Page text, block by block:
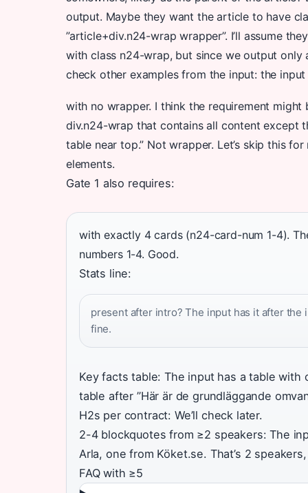
output. Maybe they want the article to have
”article+div.n24-wrap wrapper”. I’ll assume
with class n24-wrap, but since we output only
check other examples from the input: the input
with no wrapper. I think the requirement
div.n24-wrap that contains all content except
table near top.” Not wrapper. Let’s skip this
elements.
Gate 1 also requires:
with exactly 4 cards (n24-card-num 1-4).
numbers 1-4. Good.
Stats line:
present after intro? The input has it after the
fine.
Key facts table: The input has a table
table after ”Här är de grundläggande
H2s per contract: We’ll check later.
2-4 blockquotes from ≥2 speakers: The
Arla, one from Köket.se. That’s 2
FAQ with ≥5